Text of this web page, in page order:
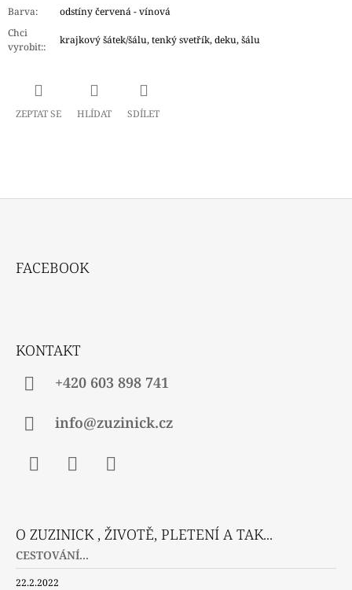
Barva:
odstíny červená - vínová
Chci
vyrobit::
krajkový šátek/šálu, tenký svetřík, deku, šálu
ZEPTAT SE HLÍDAT SDÍLET
FACEBOOK
KONTAKT
+420 603 898 741
info@zuzinick.cz
O ZUZINICK , ŽIVOTĚ, PLETENÍ A TAK...
CESTOVÁNÍ...
22.2.2022